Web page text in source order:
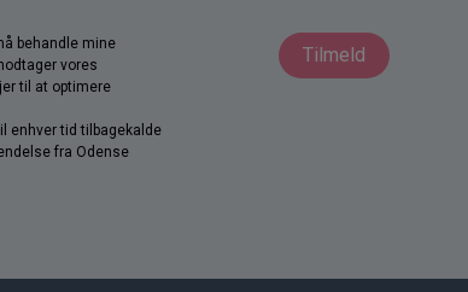
behandle mine
vores
til at optimere
enhver tid tilbagekalde
fra Odense
Tilmeld